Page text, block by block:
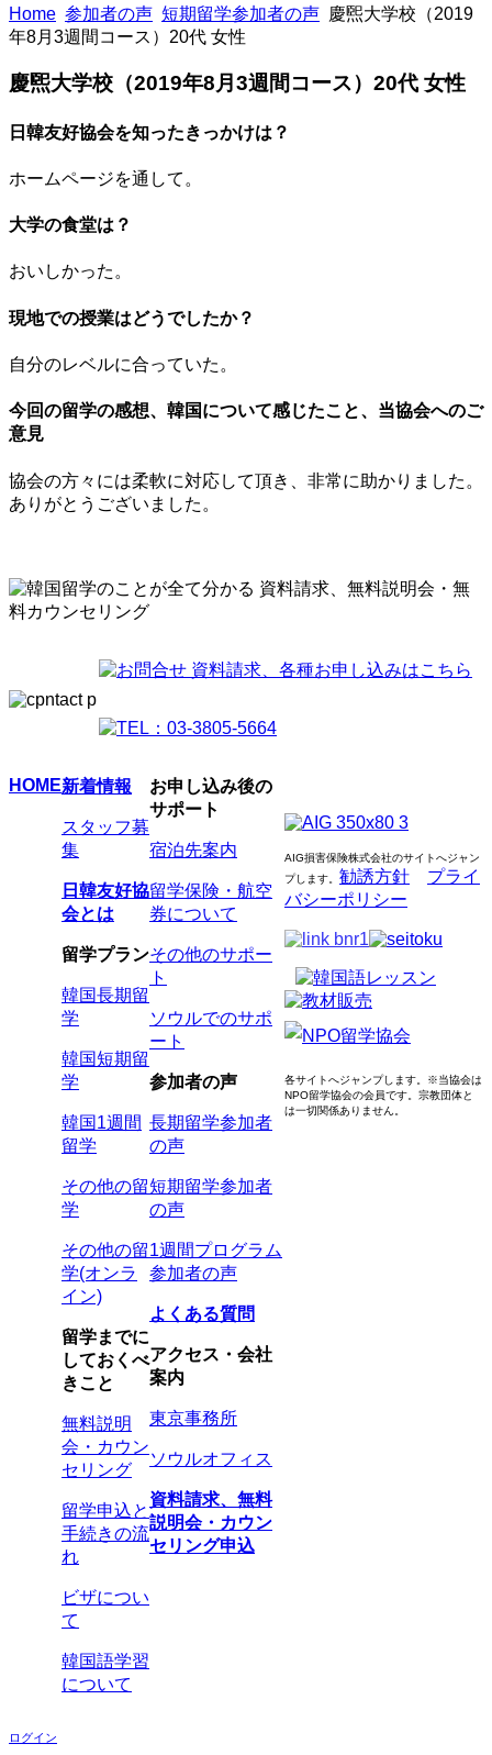
Home 参加者の声 短期留学参加者の声 慶煕大学校（2019
年8月3週間コース）20代 女性
慶煕大学校（2019年8月3週間コース）20代 女性
日韓友好協会を知ったきっかけは？
ホームページを通して。
大学の食堂は？
おいしかった。
現地での授業はどうでしたか？
自分のレベルに合っていた。
今回の留学の感想、韓国について感じたこと、当協会へのご
意見
協会の方々には柔軟に対応して頂き、非常に助かりました。
ありがとうございました。
HOME新着情報
スタッフ募
集
日韓友好協
会とは
留学プラン
韓国長期留
学
韓国短期留
学
韓国1週間
留学
その他の留
学
その他の留
学(オンラ
イン)
留学までに
しておくべ
きこと
無料説明
会・カウン
セリング
留学申込と
手続きの流
れ
ビザについ
て
韓国語学習
について
お申し込み後の
サポート
宿泊先案内
留学保険・航空
券について
その他のサポー
ト
ソウルでのサポ
ート
参加者の声
長期留学参加者
の声
短期留学参加者
の声
1週間プログラム
参加者の声
よくある質問
アクセス・会社
案内
東京事務所
ソウルオフィス
資料請求、無料
説明会・カウン
セリング申込
AIG損害保険株式会社のサイトへジャン
プします
勧誘方針
プライ
バシーポリシー
各サイトへジャンプします。 ※当協会は
NPO留学協会の会員です。 宗教団体と
は一切関係ありません。
ログイン